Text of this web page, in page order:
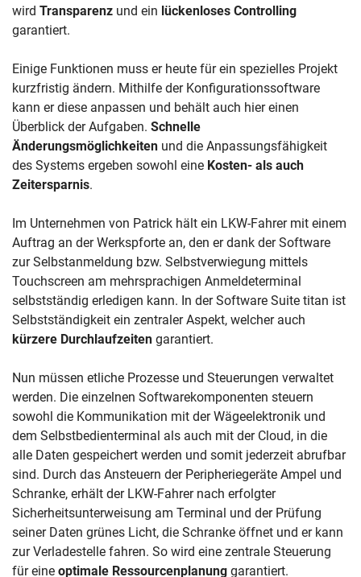
wird Transparenz und ein lückenloses Controlling
garantiert.
Einige Funktionen muss er heute für ein spezielles Projekt
kurzfristig ändern. Mithilfe der Konfigurationssoftware
kann er diese anpassen und behält auch hier einen
Überblick der Aufgaben. Schnelle
Änderungsmöglichkeiten und die Anpassungsfähigkeit
des Systems ergeben sowohl eine Kosten- als auch
Zeitersparnis.
Im Unternehmen von Patrick hält ein LKW-Fahrer mit einem
Auftrag an der Werkspforte an, den er dank der Software
zur Selbstanmeldung bzw. Selbstverwiegung mittels
Touchscreen am mehrsprachigen Anmeldeterminal
selbstständig erledigen kann. In der Software Suite titan ist
Selbstständigkeit ein zentraler Aspekt, welcher auch
kürzere Durchlaufzeiten garantiert.
Nun müssen etliche Prozesse und Steuerungen verwaltet
werden. Die einzelnen Softwarekomponenten steuern
sowohl die Kommunikation mit der Wägeelektronik und
dem Selbstbedienterminal als auch mit der Cloud, in die
alle Daten gespeichert werden und somit jederzeit abrufbar
sind. Durch das Ansteuern der Peripheriegeräte Ampel und
Schranke, erhält der LKW-Fahrer nach erfolgter
Sicherheitsunterweisung am Terminal und der Prüfung
seiner Daten grünes Licht, die Schranke öffnet und er kann
zur Verladestelle fahren. So wird eine zentrale Steuerung
für eine optimale Ressourcenplanung garantiert.